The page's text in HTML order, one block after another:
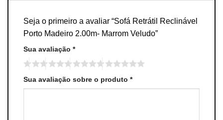
Seja o primeiro a avaliar “Sofá Retrátil Reclinável
Porto Madeiro 2.00m- Marrom Veludo”
Sua avaliação *
Sua avaliação sobre o produto *